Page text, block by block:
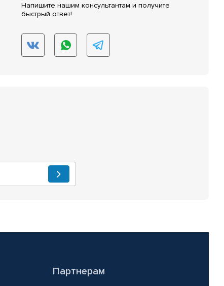
Напишите нашим консультантам и получите
быстрый ответ!
Партнерам